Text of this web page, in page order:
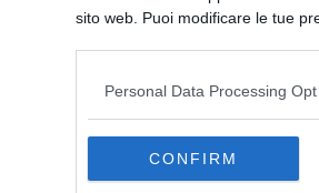
sito web. Puoi modificare le tue
Personal Data Processing
CONFIRM